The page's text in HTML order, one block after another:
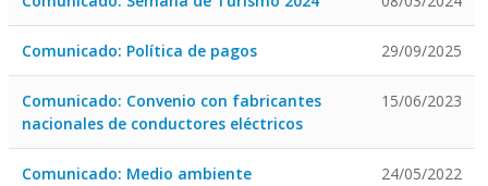
Comunicado: Política de pagos 29/09/2025
Comunicado: Convenio con fabricantes
nacionales de conductores eléctricos
15/06/2023
Comunicado: Medio ambiente 24/05/2022